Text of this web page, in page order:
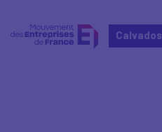
Calvados